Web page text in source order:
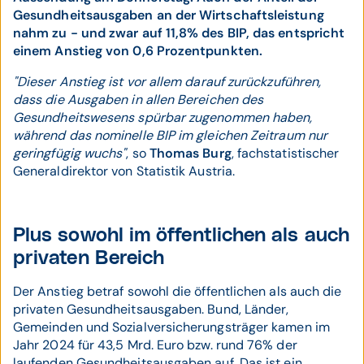
Gesundheitsausgaben an der Wirtschaftsleistung
nahm zu - und zwar auf 11,8% des BIP, das entspricht
einem Anstieg von 0,6 Prozentpunkten.
"Dieser Anstieg ist vor allem darauf zurückzuführen,
dass die Ausgaben in allen Bereichen des
Gesundheitswesens spürbar zugenommen haben,
während das nominelle BIP im gleichen Zeitraum nur
geringfügig wuchs", soThomas Burg, fachstatistischer
Generaldirektor von Statistik Austria.
Plus sowohl im öffentlichen als auch
privaten Bereich
Der Anstieg betraf sowohl die öffentlichen als auch die
privaten Gesundheitsausgaben. Bund, Länder,
Gemeinden und Sozialversicherungsträger kamen im
Jahr 2024 für 43,5 Mrd. Euro bzw. rund 76% der